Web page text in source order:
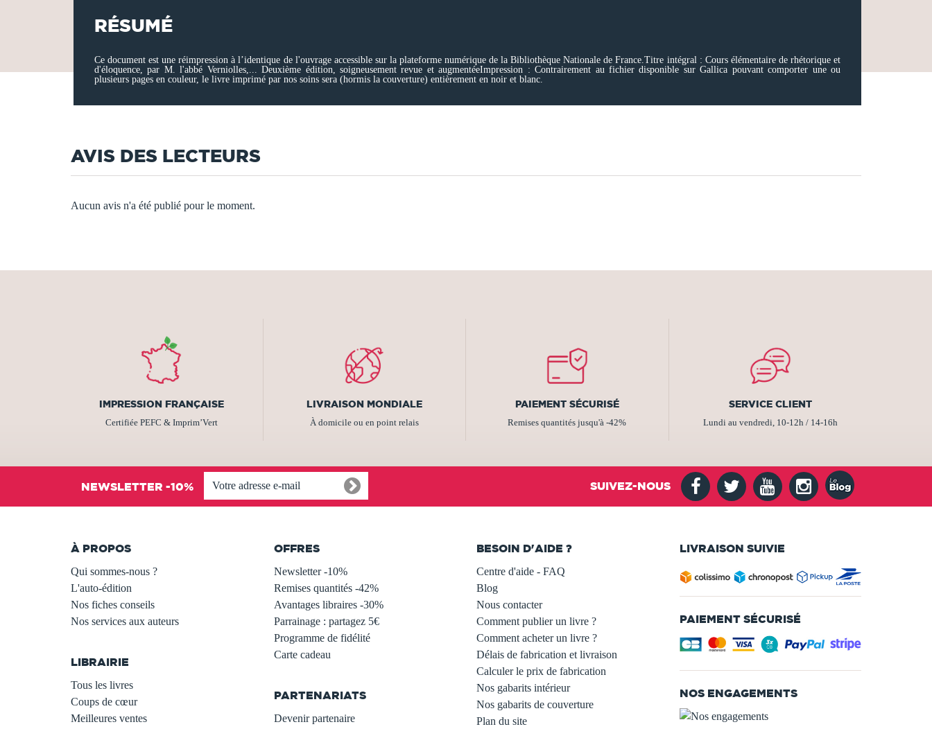
RÉSUMÉ
Ce document est une réimpression à l’identique de l'ouvrage accessible sur la plateforme numérique de la Bibliothèque Nationale de France.Titre intégral : Cours élémentaire de rhétorique et
d'éloquence, par M. l'abbé Verniolles,... Deuxième édition, soigneusement revue et augmentéeImpression : Contrairement au fichier disponible sur Gallica pouvant comporter une ou
plusieurs pages en couleur, le livre imprimé par nos soins sera (hormis la couverture) entièrement en noir et blanc.
AVIS DES LECTEURS
Aucun avis n'a été publié pour le moment.
IMPRESSION FRANÇAISE
Certifiée PEFC & Imprim’Vert
LIVRAISON MONDIALE
À domicile ou en point relais
PAIEMENT SÉCURISÉ
Remises quantités jusqu'à -42%
SERVICE CLIENT
Lundi au vendredi, 10-12h / 14-16h
NEWSLETTER -10% SUIVEZ-NOUS
À PROPOS
Qui sommes-nous ?
L'auto-édition
Nos fiches conseils
Nos services aux auteurs
LIBRAIRIE
Tous les livres
Coups de cœur
Meilleures ventes
OFFRES
Newsletter -10%
Remises quantités -42%
Avantages libraires -30%
Parrainage : partagez 5€
Programme de fidélité
Carte cadeau
PARTENARIATS
Devenir partenaire
BESOIN D'AIDE ?
Centre d'aide - FAQ
Blog
Nous contacter
Comment publier un livre ?
Comment acheter un livre ?
Délais de fabrication et livraison
Calculer le prix de fabrication
Nos gabarits intérieur
Nos gabarits de couverture
Plan du site
LIVRAISON SUIVIE
PAIEMENT SÉCURISÉ
NOS ENGAGEMENTS